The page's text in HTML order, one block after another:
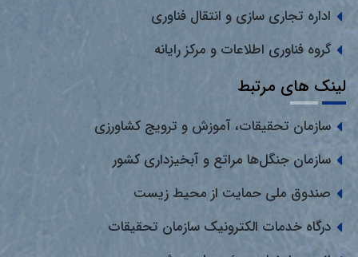
اداره تجاری سازی و انتقال فناوری
گروه فناوری اطلاعات و مرکز رایانه
لینک های مرتبط
سازمان تحقیقات، آموزش و ترویج کشاورزی
سازمان جنگل‌ها مراتع و آبخیزداری کشور
صندوق ملی حمایت از محیط زیست
درگاه خدمات الکترونیک سازمان تحقیقات